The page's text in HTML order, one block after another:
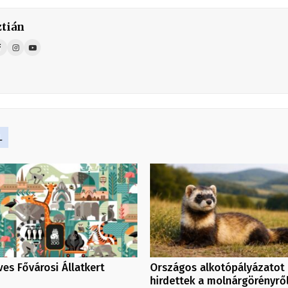
Fővárosi Állatkert
Országos alkotópályázatot
hirdettek a